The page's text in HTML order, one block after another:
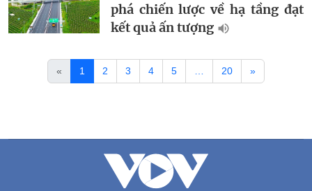
phá chiến lược về hạ tầng đạt
kết quả ấn tượng
« 1 2 3 4 5 20 »